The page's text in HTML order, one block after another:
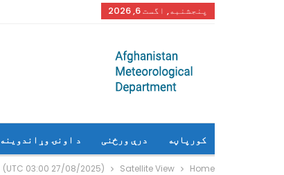
پنجشنبه, اگست 6, 2026
کورپاڼه درې ورځنی د اونۍ وړاندوینه
Home
Satellite View (27/08/2025 03:00 UTC) د مصنوعی سپوږمکی راپور